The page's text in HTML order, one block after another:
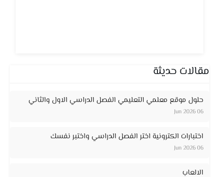
مقالات حديثة
حلول موقع معلمي التعليمي الفصل الدراسي الاول والثاني
06 Jun 2026
اختبارات الكترونية اختر الفصل الدراسي واختبر نفسك
06 Jun 2026
الالعاب